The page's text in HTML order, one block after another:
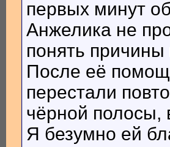
первых минут
Анжелика не
понять
После её
перестали
чёрной полосы,
Я безумно ей